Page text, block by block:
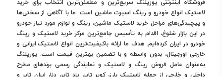
فروشگاه اینترنتی یوزپلنگ سریع‌ترین و مطمئن‌ترین انتخاب برای خرید
لاستیک انواع خودرو و رینگ اسپرت ماشین است. ما با آگاهی از سختی‌ها
و پیچیدگی‌های مراحل خرید لاستیک ماشین، رینگ و لوازم مورد نیاز خودرو
در این بازار شلوغ، اقدام به تأسیس جامع‌ترین مرکز خرید لاستیک و رینگ
خودرو در ایران کرده‌ایم. هدف ما ارائه باکیفیت‌ترین انواع لاستیک ایرانی و
خارجی اورجینال، بدون واسطه و با تضمین بهترین قیمت است. یوزپلنگ
به‌عنوان عامل فروش رینگ و لاستیک و نمایندگی رسمی برندهای مطرح
داخلی و خارجی از جمله لاستیک بارز، کویر تایر، یزد تایر، دنا، ایران تایر و